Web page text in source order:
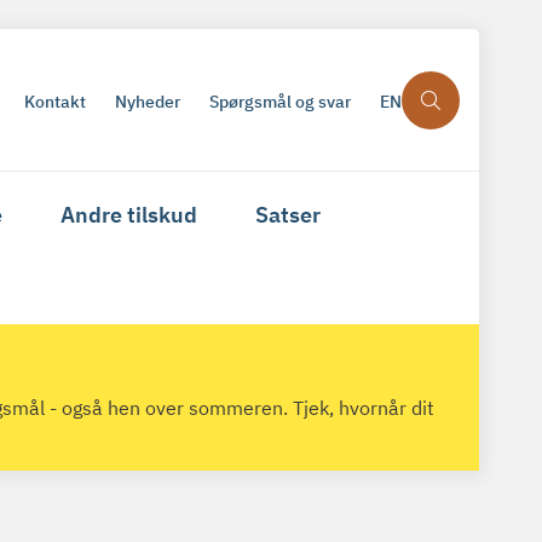
Kontakt Nyheder Spørgsmål og svar EN
Andre tilskud Satser
- også hen over sommeren. Tjek, hvornår dit